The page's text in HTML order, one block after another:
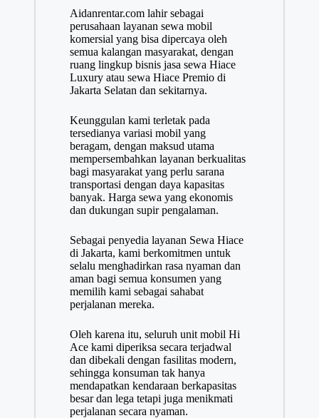
Aidanrentar.com lahir sebagai
perusahaan layanan sewa mobil
komersial yang bisa dipercaya oleh
semua kalangan masyarakat, dengan
ruang lingkup bisnis jasa sewa Hiace
Luxury atau sewa Hiace Premio di
Jakarta Selatan dan sekitarnya.
Keunggulan kami terletak pada
tersedianya variasi mobil yang
beragam, dengan maksud utama
mempersembahkan layanan berkualitas
bagi masyarakat yang perlu sarana
transportasi dengan daya kapasitas
banyak. Harga sewa yang ekonomis
dan dukungan supir pengalaman.
Sebagai penyedia layanan Sewa Hiace
di Jakarta, kami berkomitmen untuk
selalu menghadirkan rasa nyaman dan
aman bagi semua konsumen yang
memilih kami sebagai sahabat
perjalanan mereka.
Oleh karena itu, seluruh unit mobil Hi
Ace kami diperiksa secara terjadwal
dan dibekali dengan fasilitas modern,
sehingga konsuman tak hanya
mendapatkan kendaraan berkapasitas
besar dan lega tetapi juga menikmati
perjalanan secara nyaman.